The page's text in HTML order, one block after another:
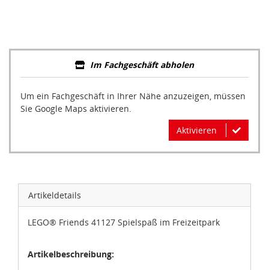
Im Fachgeschäft abholen
Um ein Fachgeschäft in Ihrer Nähe anzuzeigen, müssen
Sie Google Maps aktivieren.
Aktivieren
Artikeldetails
LEGO® Friends 41127 Spielspaß im Freizeitpark
Artikelbeschreibung: